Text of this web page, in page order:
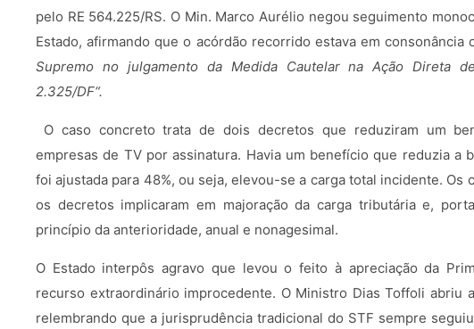
pelo RE 564.225/RS. O Min. Marco Aurélio negou seguimento
Estado, afirmando que o acórdão recorrido estava em consonância
Supremo no julgamento da Medida Cautelar na Ação Direta
2.325/DF“.
O caso concreto trata de dois decretos que reduziram um
empresas de TV por assinatura. Havia um benefício que reduzia a
foi ajustada para 48%, ou seja, elevou-se a carga total incidente. Os
os decretos implicaram em majoração da carga tributária e,
princípio da anterioridade, anual e nonagesimal.
O Estado interpôs agravo que levou o feito à apreciação da
recurso extraordinário improcedente. O Ministro Dias Toffoli abriu
relembrando que a jurisprudência tradicional do STF sempre